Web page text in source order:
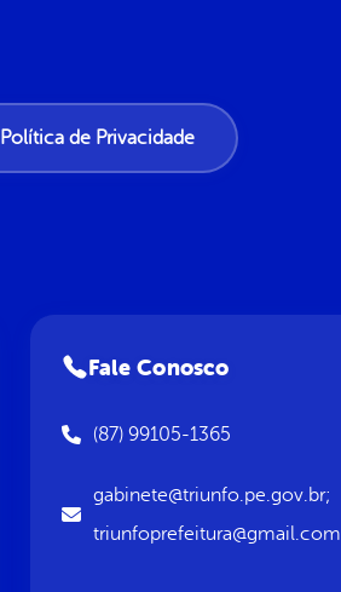
Política de Privacidade
Fale Conosco
(87) 99105-1365
gabinete@triunfo.pe.gov.br;
triunfoprefeitura@gmail.com